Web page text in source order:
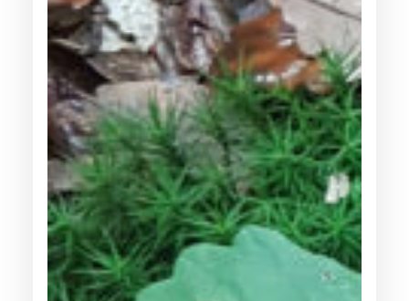
R
C
U
T
E
R
E
F
R
O
M